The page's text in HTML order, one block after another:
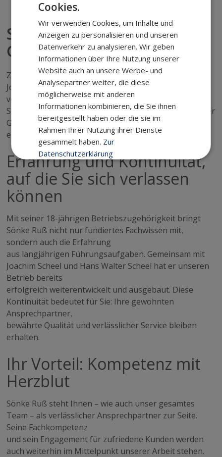
Seit 2025 neuer
Geschäftsführer
Zur Jahresmitte hat der langjährige Geschäftsführer
Joachim Scheel die Scheel Haustechnik GmbH & Co. KG
verlassen.
Somit führt seit dem 1. Juli 2025 Sönke Ruß als alleiniger
Geschäftsführer unser Unternehmen in eine
erfolgreiche Zukunft.
Erfahrung und Kontinuität,
auf die Sie sich verlassen
können
Mit seiner 18-jährigen Betriebszugehörigkeit bringt
Sönke Ruß nicht nur fundiertes Fachwissen mit,
sondern auch die Erfahrung
aus langjährigen Führungsaufgaben. Gemeinsam mit
Joachim Scheel und Hans Walter Scheel hat er unseren
Betrieb bereits
erfolgreich weiterentwickelt und ausgebaut. Diese
Kontinuität bedeutet für Sie: Ihre gewohnten
Ansprechpartner,
bewährte Qualität und verlässlicher Service bleiben
erhalten.
Ihr Vorteil: Kompetenz mit
Herzblut
Sönke Ruß steht Ihnen – wie auch unser gesamtes
Team – als verlässlicher Ansprechpartner zur Seite.
Seine Fachkompetenz
und sein Engagement für zufriedene Kunden werden
auch weiterhin im Mittelpunkt unserer Arbeit stehen.
Cookies.
Wir verwenden Cookies, um Inhalte und
Anzeigen zu personalisieren und unseren
Datenverkehr zu analysieren. Wir geben
Informationen über Ihre Nutzung unserer
Website auch an unsere Werbe- und
Analysepartner weiter, die diese
möglicherweise mit anderen
Informationen kombinieren, die Sie ihnen
bereitgestellt haben oder die sie im
Rahmen Ihrer Nutzung ihrer Dienste
gesammelt haben. Zur
Datenschutzerklärung
Unbedingt
erforderlich
Performance
Targeting Funktionalität
ALLE ABLEHNEN
COOKIE-DETAILS EINSEHEN